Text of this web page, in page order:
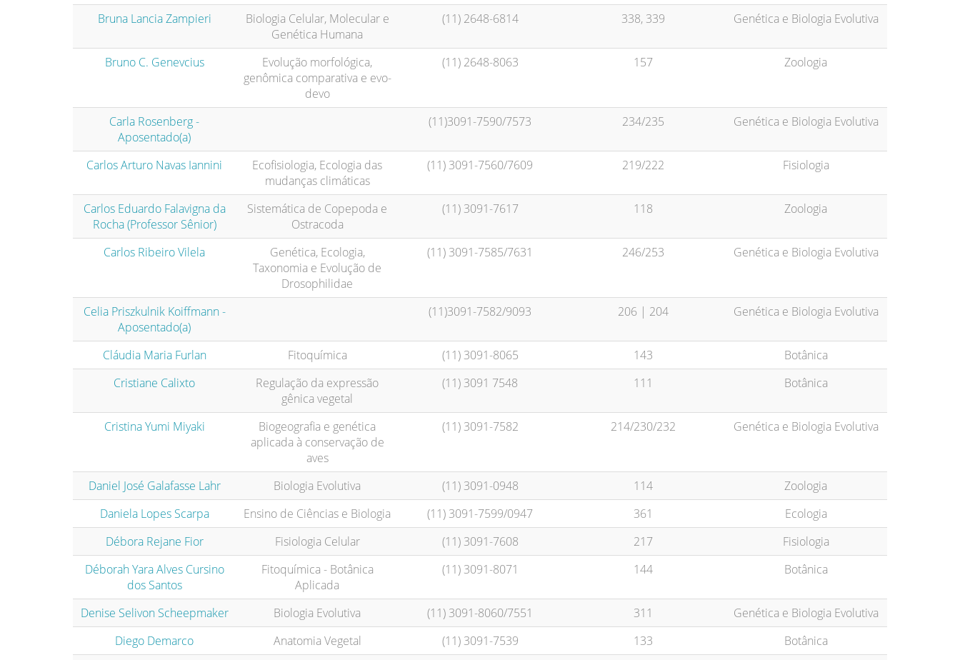
Bruna Lancia Zampieri
Biologia Celular, Molecular e
Genética Humana
(11) 2648-6814 338, 339 Genética e Biologia Evolutiva
Bruno C. Genevcius
Evolução morfológica,
genômica comparativa e evo-
devo
(11) 2648-8063 157 Zoologia
Carla Rosenberg -
Aposentado(a)
(11)3091-7590/7573 234/235 Genética e Biologia Evolutiva
Carlos Arturo Navas Iannini
Ecofisiologia, Ecologia das
mudanças climáticas
(11) 3091-7560/7609 219/222 Fisiologia
Carlos Eduardo Falavigna da
Rocha (Professor Sênior)
Sistemática de Copepoda e
Ostracoda
(11) 3091-7617 118 Zoologia
Carlos Ribeiro Vilela
Genética, Ecologia,
Taxonomia e Evolução de
Drosophilidae
(11) 3091-7585/7631 246/253 Genética e Biologia Evolutiva
Celia Priszkulnik Koiffmann -
Aposentado(a)
(11)3091-7582/9093 206 | 204 Genética e Biologia Evolutiva
Cláudia Maria Furlan Fitoquímica (11) 3091-8065 143
Botânica
Cristiane Calixto
Regulação da expressão
gênica vegetal
(11) 3091 7548 111 Botânica
Cristina Yumi Miyaki
Biogeografia e genética
aplicada à conservação de
aves
(11) 3091-7582 214/230/232 Genética e Biologia Evolutiva
Daniel José Galafasse Lahr Biologia Evolutiva (11) 3091-0948 114
Zoologia
Daniela Lopes Scarpa
Ensino de Ciências e Biologia (11) 3091-7599/0947 361
Ecologia
Débora Rejane Fior
Fisiologia Celular (11) 3091-7608 217
Fisiologia
Déborah Yara Alves Cursino
dos Santos
Fitoquímica - Botânica
Aplicada
(11) 3091-8071 144 Botânica
Denise Selivon Scheepmaker Biologia Evolutiva (11) 3091-8060/7551 311
Genética e Biologia Evolutiva
Diego Demarco
Anatomia Vegetal (11) 3091-7539 133
Botânica